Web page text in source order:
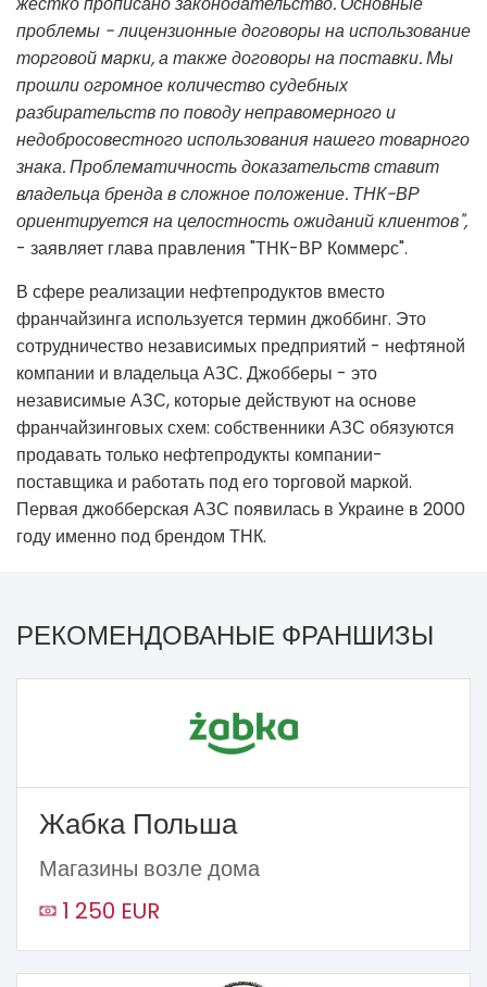
проблемы - лицензионные договоры на использование
торговой марки, а также договоры на поставки. Мы
прошли огромное количество судебных
разбирательств по поводу неправомерного и
недобросовестного использования нашего товарного
знака. Проблематичность доказательств ставит
владельца бренда в сложное положение. ТНК-ВР
ориентируется на целостность ожиданий клиентов",
- заявляет глава правления "ТНК-ВР Коммерс".
В сфере реализации нефтепродуктов вместо
франчайзинга используется термин джоббинг. Это
сотрудничество независимых предприятий - нефтяной
компании и владельца АЗС. Джобберы - это
независимые АЗС, которые действуют на основе
франчайзинговых схем: собственники АЗС обязуются
продавать только нефтепродукты компании-
поставщика и работать под его торговой маркой.
Первая джобберская АЗС появилась в Украине в 2000
году именно под брендом ТНК.
РЕКОМЕНДОВАНЫЕ ФРАНШИЗЫ
Жабка Польша
Магазины возле дома
1 250 EUR